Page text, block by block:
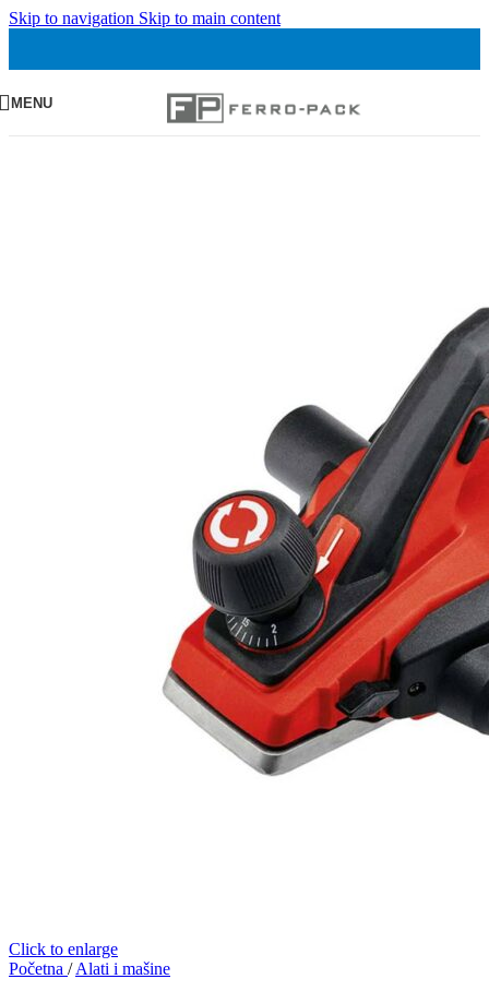
Skip to navigation Skip to main content
MENU
Click to enlarge
Početna / Alati i mašine